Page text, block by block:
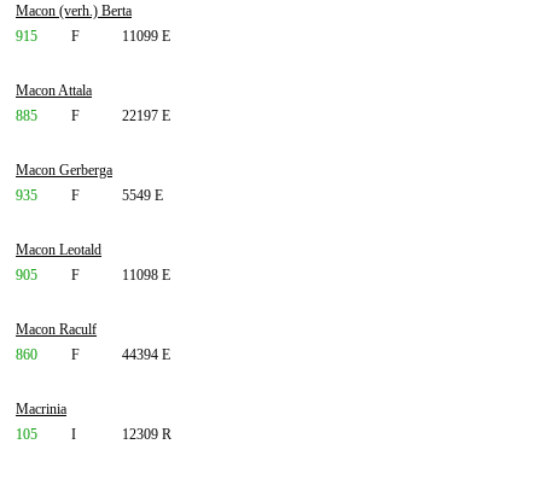
Macon (verh.) Berta
915
F 11099 E
Macon Attala
885
F 22197 E
Macon Gerberga
935
F 5549 E
Macon Leotald
905
F 11098 E
Macon Raculf
860
F 44394 E
Macrinia
105
I 12309 R